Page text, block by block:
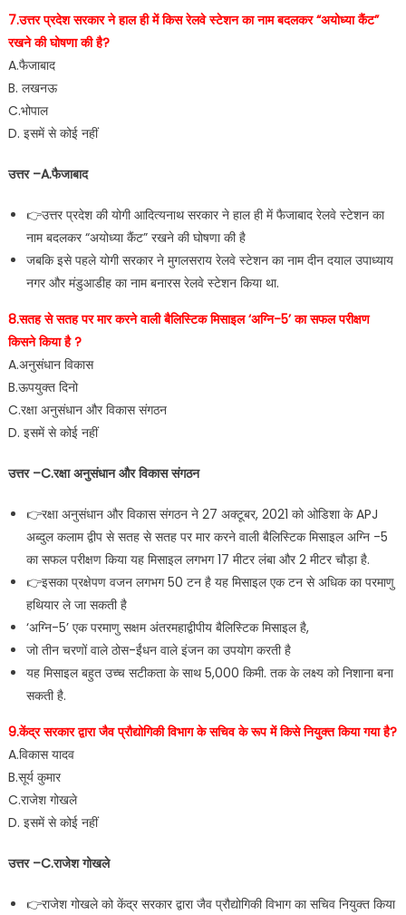
7.उत्तर प्रदेश सरकार ने हाल ही में किस रेलवे स्टेशन का नाम बदलकर “अयोध्या कैंट”
रखने की घोषणा की है?
A.फैजाबाद
B. लखनऊ
C.भोपाल
D. इसमें से कोई नहीं
उत्तर –A.फैजाबाद
👉उत्तर प्रदेश की योगी आदित्यनाथ सरकार ने हाल ही में फैजाबाद रेलवे स्टेशन का
नाम बदलकर “अयोध्या कैंट” रखने की घोषणा की है
जबकि इसे पहले योगी सरकार ने मुगलसराय रेलवे स्टेशन का नाम दीन दयाल उपाध्याय
नगर और मंडुआडीह का नाम बनारस रेलवे स्टेशन किया था.
8.सतह से सतह पर मार करने वाली बैलिस्टिक मिसाइल ‘अग्नि-5’ का सफल परीक्षण
किसने किया है ?
A.अनुसंधान विकास
B.ऊपयुक्त दिनो
C.रक्षा अनुसंधान और विकास संगठन
D. इसमें से कोई नहीं
उत्तर –C.रक्षा अनुसंधान और विकास संगठन
👉रक्षा अनुसंधान और विकास संगठन ने 27 अक्टूबर, 2021 को ओडिशा के APJ
अब्दुल कलाम द्वीप से सतह से सतह पर मार करने वाली बैलिस्टिक मिसाइल अग्नि -5
का सफल परीक्षण किया यह मिसाइल लगभग 17 मीटर लंबा और 2 मीटर चौड़ा है.
👉इसका प्रक्षेपण वजन लगभग 50 टन है यह मिसाइल एक टन से अधिक का परमाणु
हथियार ले जा सकती है
‘अग्नि-5’ एक परमाणु सक्षम अंतरमहाद्वीपीय बैलिस्टिक मिसाइल है,
जो तीन चरणों वाले ठोस-ईंधन वाले इंजन का उपयोग करती है
यह मिसाइल बहुत उच्च सटीकता के साथ 5,000 किमी. तक के लक्ष्य को निशाना बना
सकती है.
9.केंद्र सरकार द्वारा जैव प्रौद्योगिकी विभाग के सचिव के रूप में किसे नियुक्त किया गया है?
A.विकास यादव
B.सूर्य कुमार
C.राजेश गोखले
D. इसमें से कोई नहीं
उत्तर –C.राजेश गोखले
👉राजेश गोखले को केंद्र सरकार द्वारा जैव प्रौद्योगिकी विभाग का सचिव नियुक्त किया